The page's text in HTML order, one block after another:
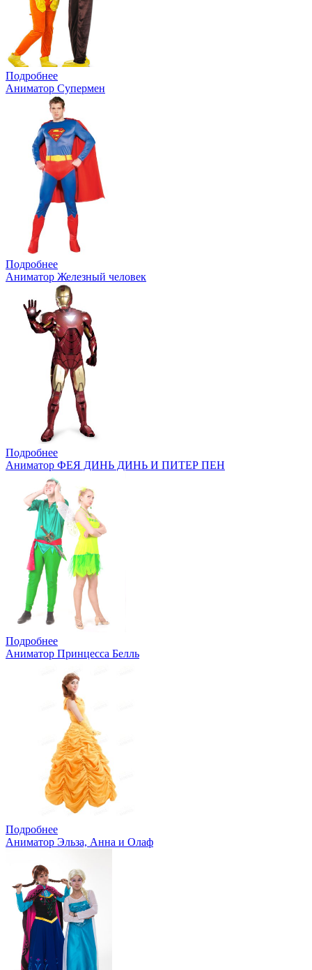
Подробнее
Аниматор Супермен
Подробнее
Аниматор Железный человек
Подробнее
Аниматор ФЕЯ ДИНЬ ДИНЬ И ПИТЕР ПЕН
Подробнее
Аниматор Принцесса Белль
Подробнее
Аниматор Эльза, Анна и Олаф